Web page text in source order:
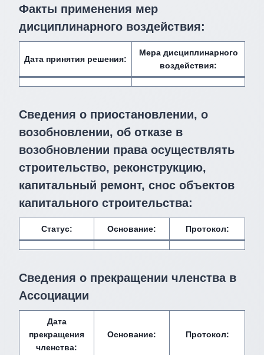
Факты применения мер
дисциплинарного воздействия:
Дата принятия решения:
Мера дисциплинарного
воздействия:
Сведения о приостановлении, о
возобновлении, об отказе в
возобновлении права осуществлять
строительство, реконструкцию,
капитальный ремонт, снос объектов
капитального строительства:
Статус: Основание: Протокол:
Сведения о прекращении членства в
Ассоциации
Дата
прекращения
членства:
Основание: Протокол: